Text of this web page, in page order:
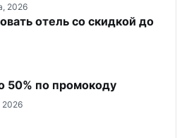
2026
отель со скидкой до
50% по промокоду
2026